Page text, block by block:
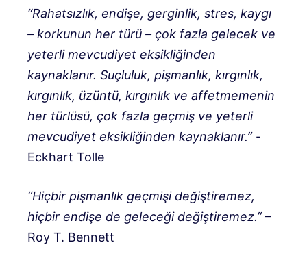
“Rahatsızlık, endişe, gerginlik, stres, kaygı
– korkunun her türü – çok fazla gelecek ve
yeterli mevcudiyet eksikliğinden
kaynaklanır. Suçluluk, pişmanlık, kırgınlık,
kırgınlık, üzüntü, kırgınlık ve affetmemenin
her türlüsü, çok fazla geçmiş ve yeterli
mevcudiyet eksikliğinden kaynaklanır.”-
Eckhart Tolle
“Hiçbir pişmanlık geçmişi değiştiremez,
hiçbir endişe de geleceği değiştiremez.”–
Roy T. Bennett